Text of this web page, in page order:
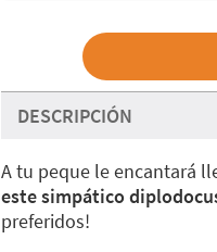
DESCRIPCIÓN
A tu peque le encantará
este simpático
preferidos!